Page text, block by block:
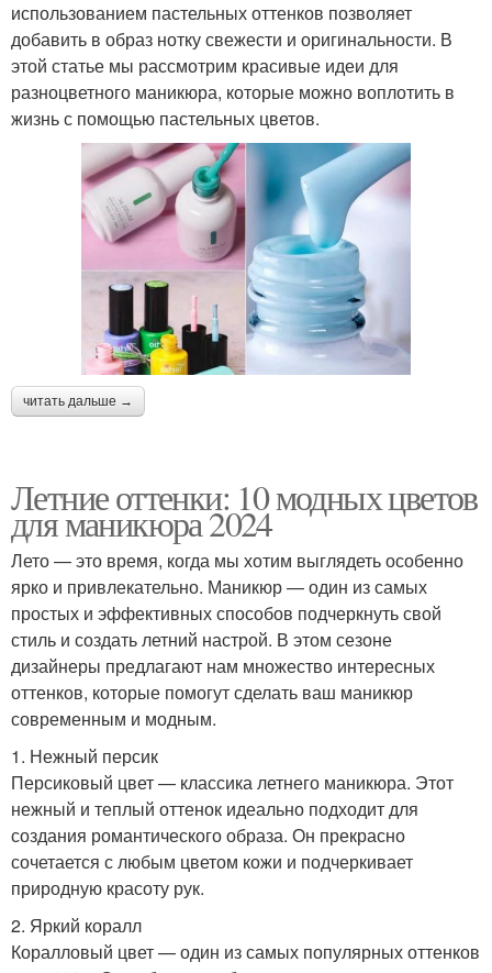
использованием пастельных оттенков позволяет
добавить в образ нотку свежести и оригинальности. В
этой статье мы рассмотрим красивые идеи для
разноцветного маникюра, которые можно воплотить в
жизнь с помощью пастельных цветов.
читать дальше →
Летние оттенки: 10 модных цветов
для маникюра 2024
Лето — это время, когда мы хотим выглядеть особенно
ярко и привлекательно. Маникюр — один из самых
простых и эффективных способов подчеркнуть свой
стиль и создать летний настрой. В этом сезоне
дизайнеры предлагают нам множество интересных
оттенков, которые помогут сделать ваш маникюр
современным и модным.
1. Нежный персик
Персиковый цвет — классика летнего маникюра. Этот
нежный и теплый оттенок идеально подходит для
создания романтического образа. Он прекрасно
сочетается с любым цветом кожи и подчеркивает
природную красоту рук.
2. Яркий коралл
Коралловый цвет — один из самых популярных оттенков